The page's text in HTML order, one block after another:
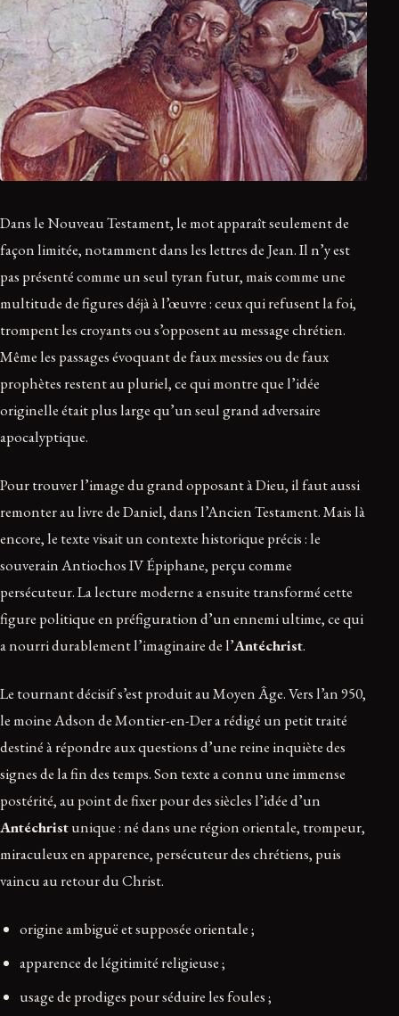
Dans le Nouveau Testament, le mot apparaît seulement de
façon limitée, notamment dans les lettres de Jean. Il n’y est
pas présenté comme un seul tyran futur, mais comme une
multitude de figures déjà à l’œuvre : ceux qui refusent la foi,
trompent les croyants ou s’opposent au message chrétien.
Même les passages évoquant de faux messies ou de faux
prophètes restent au pluriel, ce qui montre que l’idée
originelle était plus large qu’un seul grand adversaire
apocalyptique.
Pour trouver l’image du grand opposant à Dieu, il faut aussi
remonter au livre de Daniel, dans l’Ancien Testament. Mais là
encore, le texte visait un contexte historique précis : le
souverain Antiochos IV Épiphane, perçu comme
persécuteur. La lecture moderne a ensuite transformé cette
figure politique en préfiguration d’un ennemi ultime, ce qui
a nourri durablement l’imaginaire de l’Antéchrist.
Le tournant décisif s’est produit au Moyen Âge. Vers l’an 950,
le moine Adson de Montier-en-Der a rédigé un petit traité
destiné à répondre aux questions d’une reine inquiète des
signes de la fin des temps. Son texte a connu une immense
postérité, au point de fixer pour des siècles l’idée d’un
Antéchristunique : né dans une région orientale, trompeur,
miraculeux en apparence, persécuteur des chrétiens, puis
vaincu au retour du Christ.
origine ambiguë et supposée orientale ;
apparence de légitimité religieuse ;
usage de prodiges pour séduire les foules ;